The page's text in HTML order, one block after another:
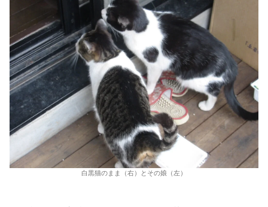
白黒猫のまま（右）とその娘（左）